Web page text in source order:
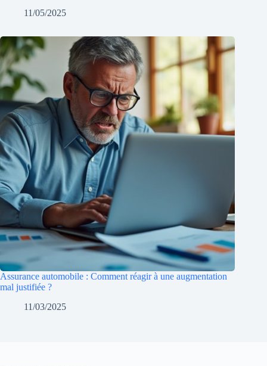
11/05/2025
Assurance automobile : Comment réagir à une augmentation
mal justifiée ?
11/03/2025